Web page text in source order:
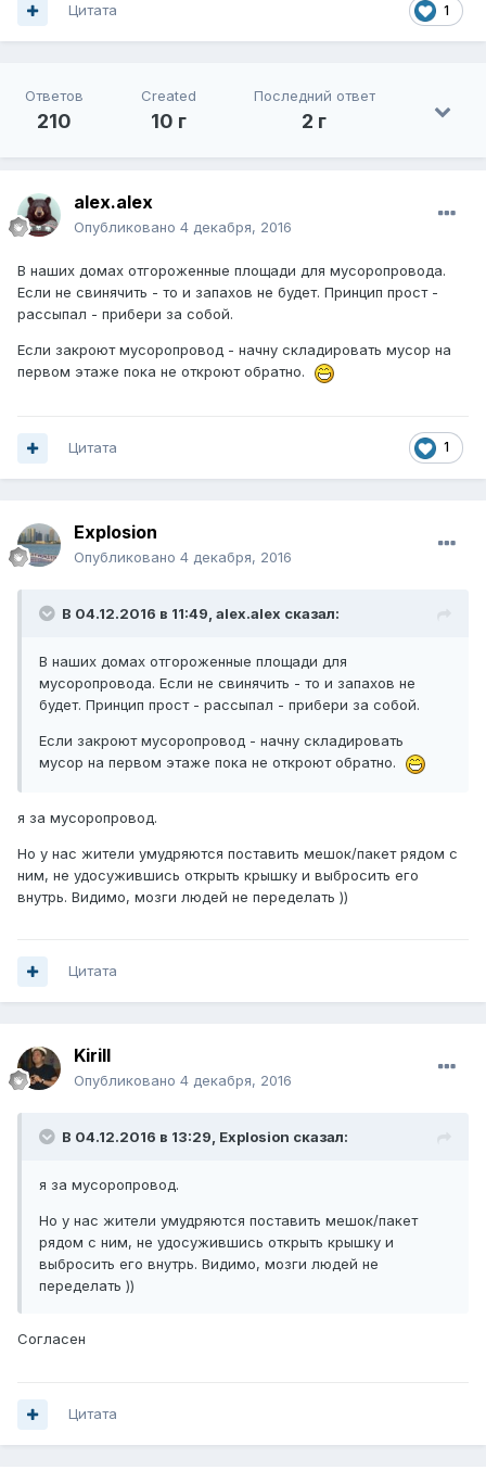
1
Цитата
Ответов
210
Created
10 г
Последний ответ
2 г
alex.alex
Опубликовано 4 декабря, 2016
В наших домах отгороженные площади для мусоропровода.
Если не свинячить - то и запахов не будет. Принцип прост -
рассыпал - прибери за собой.
Если закроют мусоропровод - начну складировать мусор на
первом этаже пока не откроют обратно.
1
Цитата
Explosion
Опубликовано 4 декабря, 2016
В 04.12.2016 в 11:49, alex.alex сказал:
В наших домах отгороженные площади для
мусоропровода. Если не свинячить - то и запахов не
будет. Принцип прост - рассыпал - прибери за собой.
Если закроют мусоропровод - начну складировать
мусор на первом этаже пока не откроют обратно.
я за мусоропровод.
Но у нас жители умудряются поставить мешок/пакет рядом с
ним, не удосужившись открыть крышку и выбросить его
внутрь. Видимо, мозги людей не переделать ))
Цитата
Kirill
Опубликовано 4 декабря, 2016
В 04.12.2016 в 13:29, Explosion сказал:
я за мусоропровод.
Но у нас жители умудряются поставить мешок/пакет
рядом с ним, не удосужившись открыть крышку и
выбросить его внутрь. Видимо, мозги людей не
переделать ))
Cогласен
Цитата